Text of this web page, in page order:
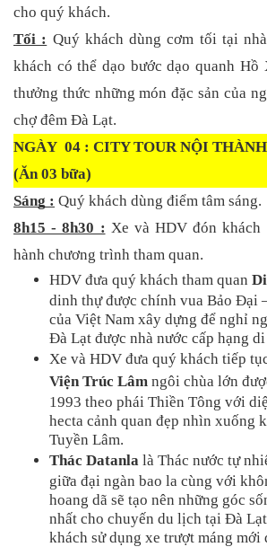
cho quý khách.
Tối : Quý khách dùng cơm tối tại
khách có thể dạo bước dạo quanh Hồ
thưởng thức những món đặc sản của
chợ đêm Đà Lạt.
NGÀY  04 : CITY TOUR NỘI
(Ăn 03 bữa)
Sáng : Quý khách dùng điểm tâm sáng.
8h15 - 8h30 : Xe và HDV đón khách
hành chương trình tham quan.
HDV đưa quý khách tham quan
dinh thự được chính vua Bảo Đại
của Việt Nam xây dựng để nghỉ
Đà Lạt được nhà nước cấp hạng
Xe và HDV đưa quý khách tiếp
Viện Trúc Lâm ngôi chùa lớn
1993 theo phái Thiền Tông với
hecta cảnh quan đẹp nhìn xuống
Tuyền Lâm.
Thác Datanla là Thác nước tự
giữa đại ngàn bao la cùng với
hoang dã sẽ tạo nên những góc
nhất cho chuyến du lịch tại Đà
khách sử dụng xe trượt máng mới